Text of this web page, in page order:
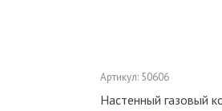
Артикул: 50606
Настенный газовый